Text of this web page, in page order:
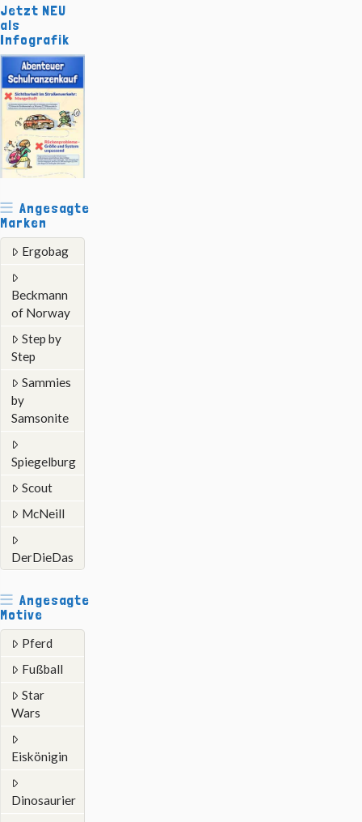
Jetzt NEU
als
Infografik
Angesagte
Marken
Ergobag
Beckmann
of Norway
Step by
Step
Sammies
by
Samsonite
Spiegelburg
Scout
McNeill
DerDieDas
Angesagte
Motive
Pferd
Fußball
Star
Wars
Eiskönigin
Dinosaurier